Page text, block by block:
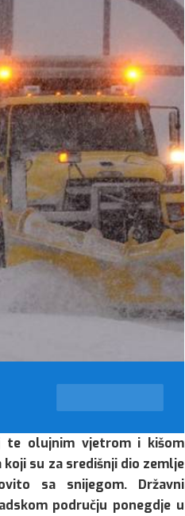
te olujnim vjetrom i kišom
su za središnji dio zemlje
sa snijegom. Državni
području ponegdje u